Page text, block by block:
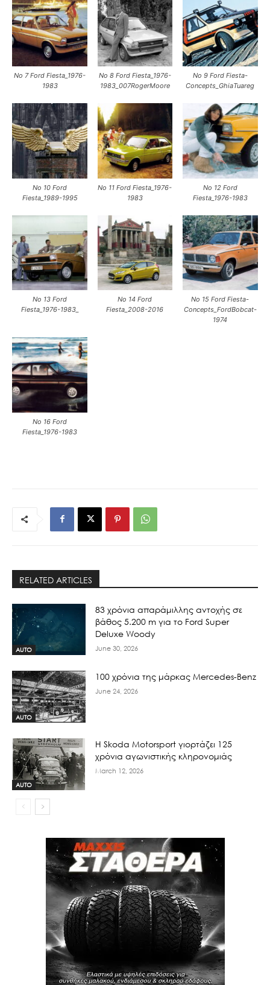
Νο 7 Ford Fiesta_1976-
1983
Νο 8 Ford Fiesta_1976-
1983_007RogerMoore
Νο 9 Ford Fiesta-
Concepts_GhiaTuareg
Νο 10 Ford
Fiesta_1989-1995
Νο 11 Ford Fiesta_1976-
1983
Νο 12 Ford
Fiesta_1976-1983
Νο 13 Ford
Fiesta_1976-1983_
Νο 14 Ford
Fiesta_2008-2016
Νο 15 Ford Fiesta-
Concepts_FordBobcat-
1974
Νο 16 Ford
Fiesta_1976-1983
RELATED ARTICLES
AUTO
83 χρόνια απαράμιλλης αντοχής σε
βάθος 5.200 m για το Ford Super
Deluxe Woody
June 30, 2026
AUTO
100 χρόνια της μάρκας Mercedes-Benz
June 24, 2026
AUTO
Η Skoda Motorsport γιορτάζει 125
χρόνια αγωνιστικής κληρονομιάς
March 12, 2026